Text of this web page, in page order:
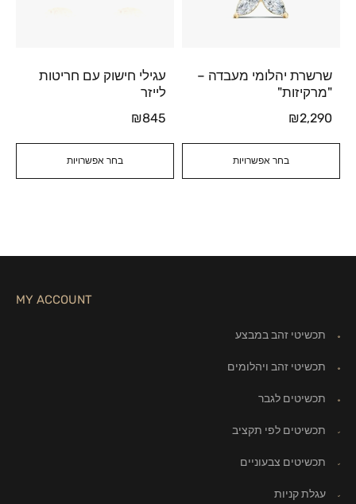
בחר אפשרויות
שרשרת יהלומי מעבדה –
"מרקיזות"
₪2,290
בחר אפשרויות
עגילי חישוק עם חריטות
לייזר
₪845
MY ACCOUNT
תכשיטי זהב במבצע
תכשיטי זהב ויהלומים
תכשיטים לגבר
תכשיטים לפי תקציב
תכשיטים צבעוניים
עגלת קניות